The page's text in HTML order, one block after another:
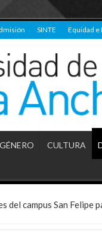
SINTE Equidad e
GÉNERO CULTURA
del campus San Felipe